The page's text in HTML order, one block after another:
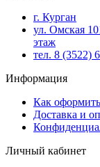
г. Курган
ул. Омская
этаж
тел. 8 (3522)
Информация
Как оформить
Доставка и
Личный кабинет